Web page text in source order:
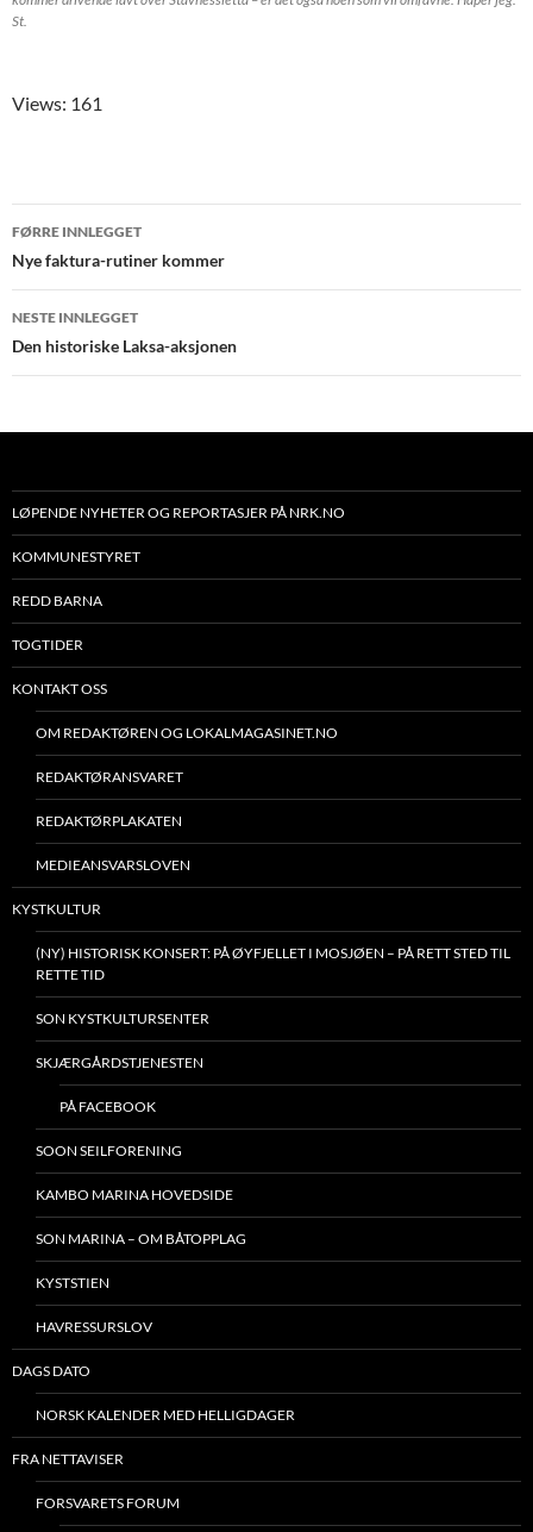
St.
Views: 161
Innleggsnavigering
FØRRE INNLEGGET
Nye faktura-rutiner kommer
NESTE INNLEGGET
Den historiske Laksa-aksjonen
LØPENDE NYHETER OG REPORTASJER PÅ NRK.NO
KOMMUNESTYRET
REDD BARNA
TOGTIDER
KONTAKT OSS
OM REDAKTØREN OG LOKALMAGASINET.NO
REDAKTØRANSVARET
REDAKTØRPLAKATEN
MEDIEANSVARSLOVEN
KYSTKULTUR
(NY) HISTORISK KONSERT: PÅ ØYFJELLET I MOSJØEN – PÅ RETT STED TIL
RETTE TID
SON KYSTKULTURSENTER
SKJÆRGÅRDSTJENESTEN
PÅ FACEBOOK
SOON SEILFORENING
KAMBO MARINA HOVEDSIDE
SON MARINA – OM BÅTOPPLAG
KYSTSTIEN
HAVRESSURSLOV
DAGS DATO
NORSK KALENDER MED HELLIGDAGER
FRA NETTAVISER
FORSVARETS FORUM